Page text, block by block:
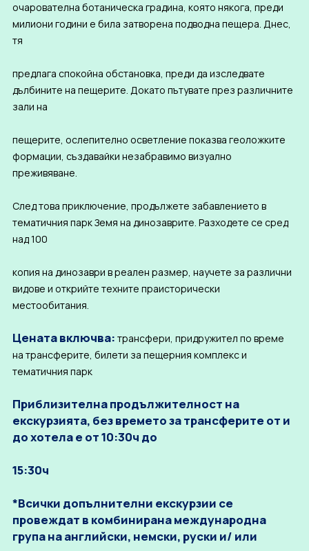
очарователна ботаническа градина, която някога, преди
милиони години е била затворена подводна пещера. Днес,
тя
предлага спокойна обстановка, преди да изследвате
дълбините на пещерите. Докато пътувате през различните
зали на
пещерите, ослепително осветление показва геоложките
формации, създавайки незабравимо визуално
преживяване.
След това приключение, продължете забавлението в
тематичния парк Земя на динозаврите. Разходете се сред
над 100
копия на динозаври в реален размер, научете за различни
видове и открийте техните праисторически
местообитания.
Цената включва: трансфери, придружител по време
на трансферите, билети за пещерния комплекс и
тематичния парк
Приблизителна продължителност на
екскурзията, без времето за трансферите от и
до хотела е от 10:30ч до
15:30ч
*Всички допълнителни екскурзии се
провеждат в комбинирана международна
група на английски, немски, руски и/ или